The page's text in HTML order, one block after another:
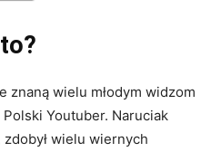
znaną wielu młodym widzom
Youtuber. Naruciak
zdobył wielu wiernych